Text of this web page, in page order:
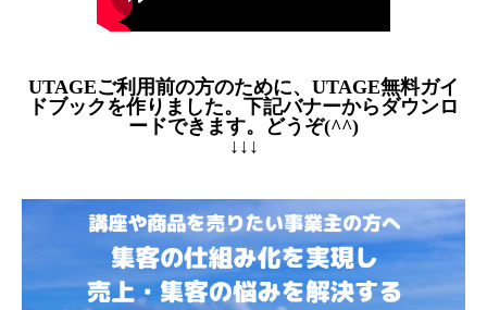
UTAGEご利用前の方のために、UTAGE無料ガイ
ドブックを作りました。下記バナーからダウンロ
ードできます。どうぞ(^^)
↓↓↓